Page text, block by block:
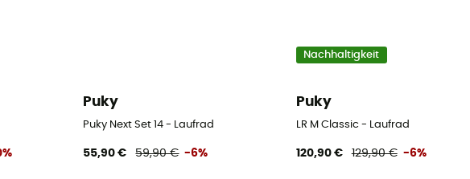
Puky
Puky Next Set 14 - Laufrad
55,90 € 59,90 € -6%
Nachhaltigkeit
Puky
LR M Classic - Laufrad
120,90 € 129,90 € -6%